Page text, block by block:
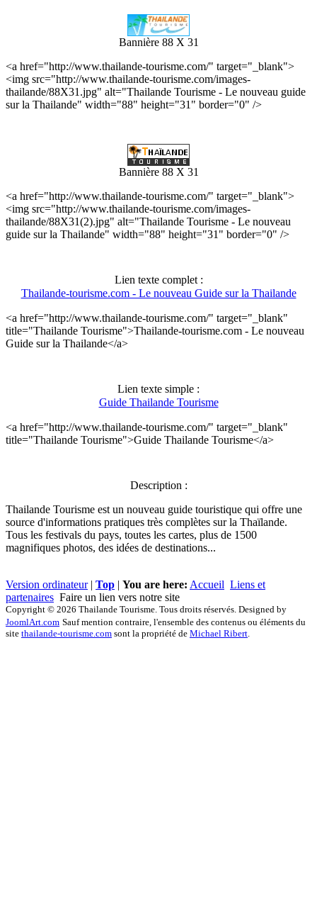
Bannière 88 X 31
<a href="http://www.thailande-tourisme.com/" target="_blank">
<img src="http://www.thailande-tourisme.com/images-
thailande/88X31.jpg" alt="Thailande Tourisme - Le nouveau guide
sur la Thailande" width="88" height="31" border="0" />
Bannière 88 X 31
<a href="http://www.thailande-tourisme.com/" target="_blank">
<img src="http://www.thailande-tourisme.com/images-
thailande/88X31(2).jpg" alt="Thailande Tourisme - Le nouveau
guide sur la Thailande" width="88" height="31" border="0" />
Lien texte complet :
Thailande-tourisme.com - Le nouveau Guide sur la Thailande
<a href="http://www.thailande-tourisme.com/" target="_blank"
title="Thailande Tourisme">Thailande-tourisme.com - Le nouveau
Guide sur la Thailande</a>
Lien texte simple :
Guide Thailande Tourisme
<a href="http://www.thailande-tourisme.com/" target="_blank"
title="Thailande Tourisme">Guide Thailande Tourisme</a>
Description :
Thailande Tourisme est un nouveau guide touristique qui offre une
source d'informations pratiques très complètes sur la Thaïlande.
Tous les festivals du pays, toutes les cartes, plus de 1500
magnifiques photos, des idées de destinations...
Version ordinateur| Top | You are here: Accueil Liens et
partenaires Faire un lien vers notre site
Copyright © 2026 Thailande Tourisme. Tous droits réservés. Designed by
JoomlArt.com Sauf mention contraire, l'ensemble des contenus ou éléments du
site thailande-tourisme.com sont la propriété de Michael Ribert